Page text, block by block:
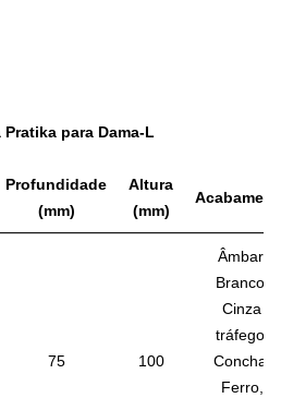
para Dama-L
Profundidade
(mm)
Altura
(mm)
75 100
Âmbar,
Branco,
Cinza
tráfego,
Concha,
Ferro,